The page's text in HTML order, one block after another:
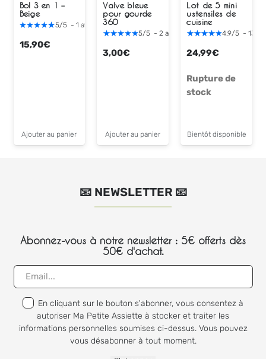
Bol 3 en 1 –
Beige
5/5 - 1 avis
15,90€
Ajouter au panier
Valve bleue
pour gourde
360
5/5 -2avis
3,00€
Ajouter au panier
Lot de 5 mini
ustensiles de
cuisine
4.9/5 -13
24,99€
Rupture de
stock
Bientôt disponible
📧 NEWSLETTER 📧
Abonnez-vous à notre newsletter : 5€ offerts dès
50€ d'achat.
En cliquant sur le bouton s'abonner, vous consentez à
autoriser Ma Petite Assiette à stocker et traiter les
informations personnelles soumises ci-dessus. Vous pouvez
vous désabonner à tout moment.